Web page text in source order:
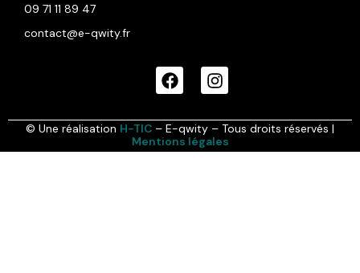
09 71 11 89 47
contact@e-qwity.fr
© Une réalisation H-TIC – E-qwity – Tous droits réservés |
Mentions légales